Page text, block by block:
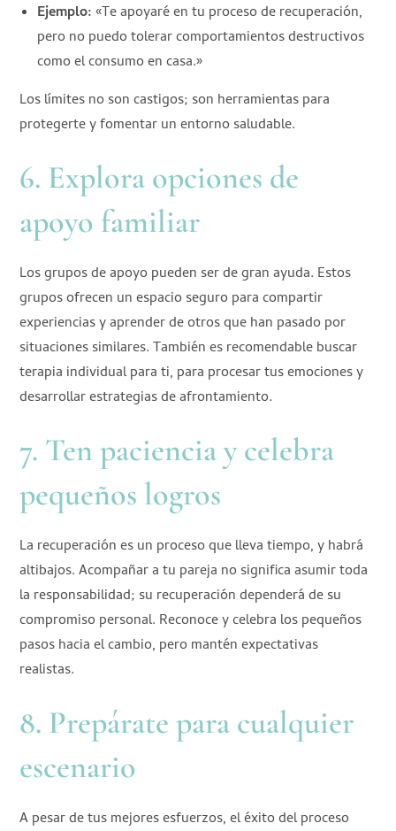
Ejemplo:«Te apoyaré en tu proceso de recuperación,
pero no puedo tolerar comportamientos destructivos
como el consumo en casa.»
Los límites no son castigos; son herramientas para
protegerte y fomentar un entorno saludable.
6. Explora opciones de
apoyo familiar
Los grupos de apoyo pueden ser de gran ayuda. Estos
grupos ofrecen un espacio seguro para compartir
experiencias y aprender de otros que han pasado por
situaciones similares. También es recomendable buscar
terapia individual para ti, para procesar tus emociones y
desarrollar estrategias de afrontamiento.
7. Ten paciencia y celebra
pequeños logros
La recuperación es un proceso que lleva tiempo, y habrá
altibajos. Acompañar a tu pareja no significa asumir toda
la responsabilidad; su recuperación dependerá de su
compromiso personal. Reconoce y celebra los pequeños
pasos hacia el cambio, pero mantén expectativas
realistas.
8. Prepárate para cualquier
escenario
A pesar de tus mejores esfuerzos, el éxito del proceso